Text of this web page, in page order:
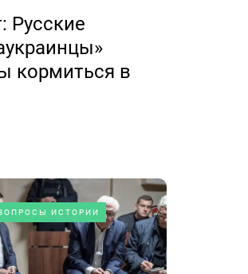
Русские
кормиться в
ИСТОРИИ